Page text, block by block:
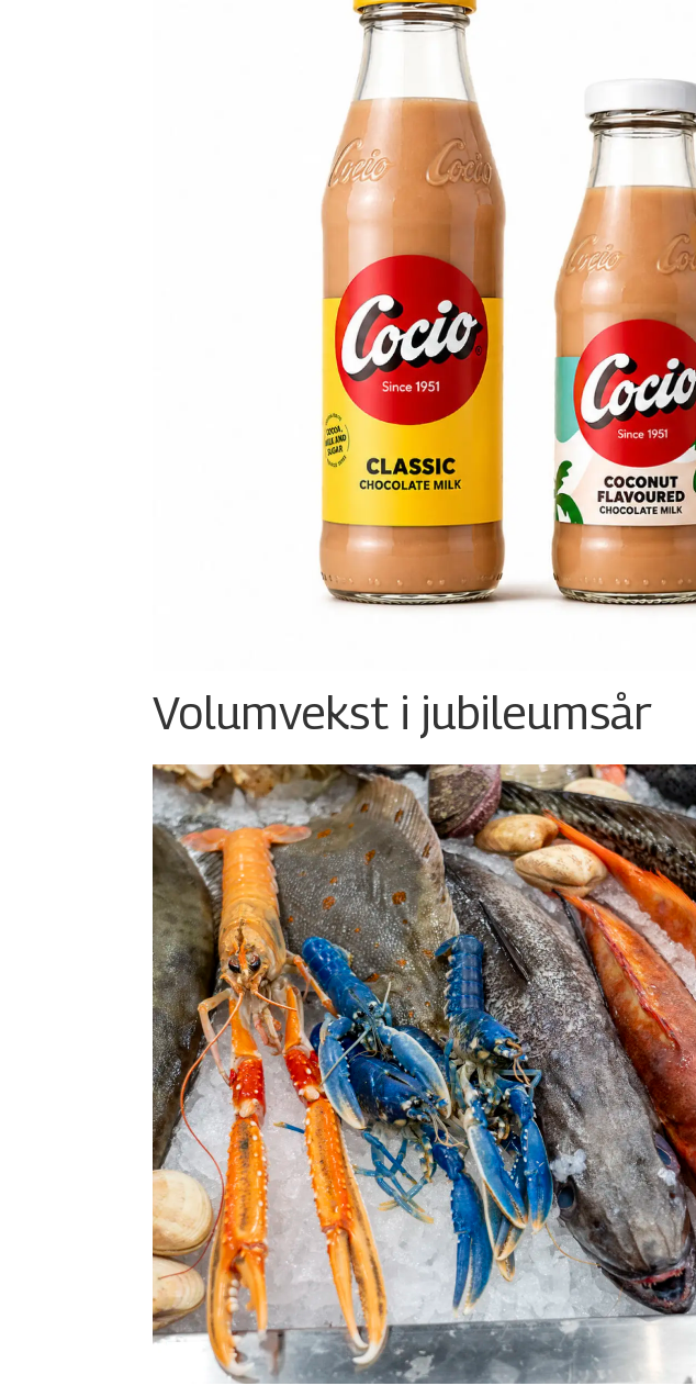
Volumvekst i jubileumsår